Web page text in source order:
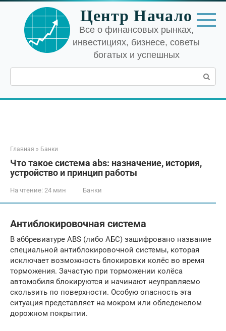
Перейти
контенту
Центр Начало
Все о финансовых рынках,
инвестициях, бизнесе, советы
богатых и успешных
Поиск:
Главная » Банки
Что такое система abs: назначение, история,
устройство и принцип работы
На чтение: 24 мин Банки
Антиблокировочная система
В аббревиатуре ABS (либо АБС) зашифровано название
специальной антиблокировочной системы, которая
исключает возможность блокировки колёс во время
торможения. Зачастую при торможении колёса
автомобиля блокируются и начинают неуправляемо
скользить по поверхности. Особую опасность эта
ситуация представляет на мокром или обледенелом
дорожном покрытии.